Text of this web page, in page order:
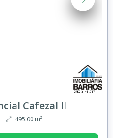
Cafezal II
495.00 m²